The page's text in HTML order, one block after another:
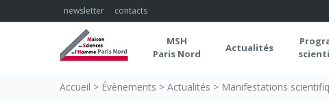
to
newsletter contacts
MSH
Paris Nord
Actualités
Accueil > Évènements > Actualités > Manifestations